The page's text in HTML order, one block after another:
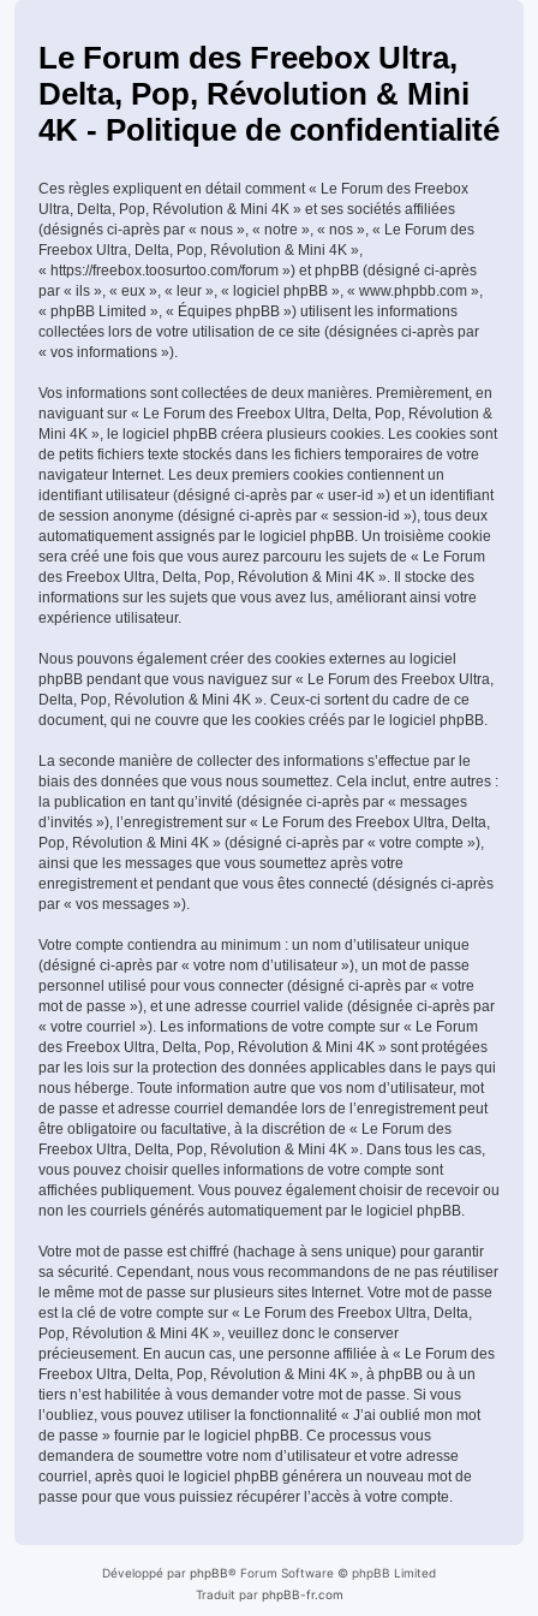
Le Forum des Freebox Ultra,
Delta, Pop, Révolution & Mini
4K - Politique de confidentialité
Ces règles expliquent en détail comment « Le Forum des Freebox
Ultra, Delta, Pop, Révolution & Mini 4K » et ses sociétés affiliées
(désignés ci-après par « nous », « notre », « nos », « Le Forum des
Freebox Ultra, Delta, Pop, Révolution & Mini 4K »,
« https://freebox.toosurtoo.com/forum ») et phpBB (désigné ci-après
par « ils », « eux », « leur », « logiciel phpBB », « www.phpbb.com »,
« phpBB Limited », « Équipes phpBB ») utilisent les informations
collectées lors de votre utilisation de ce site (désignées ci-après par
« vos informations »).
Vos informations sont collectées de deux manières. Premièrement, en
naviguant sur « Le Forum des Freebox Ultra, Delta, Pop, Révolution &
Mini 4K », le logiciel phpBB créera plusieurs cookies. Les cookies sont
de petits fichiers texte stockés dans les fichiers temporaires de votre
navigateur Internet. Les deux premiers cookies contiennent un
identifiant utilisateur (désigné ci-après par « user-id ») et un identifiant
de session anonyme (désigné ci-après par « session-id »), tous deux
automatiquement assignés par le logiciel phpBB. Un troisième cookie
sera créé une fois que vous aurez parcouru les sujets de « Le Forum
des Freebox Ultra, Delta, Pop, Révolution & Mini 4K ». Il stocke des
informations sur les sujets que vous avez lus, améliorant ainsi votre
expérience utilisateur.
Nous pouvons également créer des cookies externes au logiciel
phpBB pendant que vous naviguez sur « Le Forum des Freebox Ultra,
Delta, Pop, Révolution & Mini 4K ». Ceux-ci sortent du cadre de ce
document, qui ne couvre que les cookies créés par le logiciel phpBB.
La seconde manière de collecter des informations s’effectue par le
biais des données que vous nous soumettez. Cela inclut, entre autres :
la publication en tant qu’invité (désignée ci-après par « messages
d’invités »), l’enregistrement sur « Le Forum des Freebox Ultra, Delta,
Pop, Révolution & Mini 4K » (désigné ci-après par « votre compte »),
ainsi que les messages que vous soumettez après votre
enregistrement et pendant que vous êtes connecté (désignés ci-après
par « vos messages »).
Votre compte contiendra au minimum : un nom d’utilisateur unique
(désigné ci-après par « votre nom d’utilisateur »), un mot de passe
personnel utilisé pour vous connecter (désigné ci-après par « votre
mot de passe »), et une adresse courriel valide (désignée ci-après par
« votre courriel »). Les informations de votre compte sur « Le Forum
des Freebox Ultra, Delta, Pop, Révolution & Mini 4K » sont protégées
par les lois sur la protection des données applicables dans le pays qui
nous héberge. Toute information autre que vos nom d’utilisateur, mot
de passe et adresse courriel demandée lors de l’enregistrement peut
être obligatoire ou facultative, à la discrétion de « Le Forum des
Freebox Ultra, Delta, Pop, Révolution & Mini 4K ». Dans tous les cas,
vous pouvez choisir quelles informations de votre compte sont
affichées publiquement. Vous pouvez également choisir de recevoir ou
non les courriels générés automatiquement par le logiciel phpBB.
Votre mot de passe est chiffré (hachage à sens unique) pour garantir
sa sécurité. Cependant, nous vous recommandons de ne pas réutiliser
le même mot de passe sur plusieurs sites Internet. Votre mot de passe
est la clé de votre compte sur « Le Forum des Freebox Ultra, Delta,
Pop, Révolution & Mini 4K », veuillez donc le conserver
précieusement. En aucun cas, une personne affiliée à « Le Forum des
Freebox Ultra, Delta, Pop, Révolution & Mini 4K », à phpBB ou à un
tiers n’est habilitée à vous demander votre mot de passe. Si vous
l’oubliez, vous pouvez utiliser la fonctionnalité « J’ai oublié mon mot
de passe » fournie par le logiciel phpBB. Ce processus vous
demandera de soumettre votre nom d’utilisateur et votre adresse
courriel, après quoi le logiciel phpBB générera un nouveau mot de
passe pour que vous puissiez récupérer l’accès à votre compte.
Développé par phpBB® Forum Software © phpBB Limited
Traduit par phpBB-fr.com